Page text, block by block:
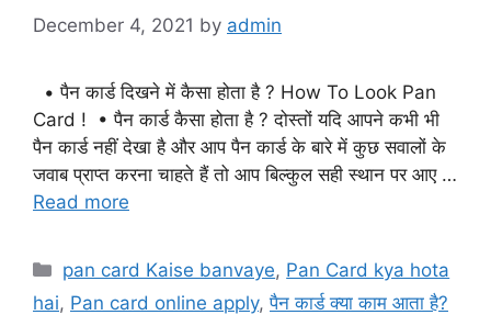
December 4, 2021 by admin
• पैन कार्ड दिखने में कैसा होता है ? How To Look Pan
Card ! • पैन कार्ड कैसा होता है ? दोस्तों यदि आपने कभी भी
पैन कार्ड नहीं देखा है और आप पैन कार्ड के बारे में कुछ सवालों के
जवाब प्राप्त करना चाहते हैं तो आप बिल्कुल सही स्थान पर आए …
Read more
Categories
pan card Kaise banvaye, Pan Card kya hota
hai, Pan card online apply,पैन कार्ड क्या काम आता है?